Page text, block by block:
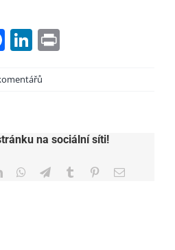
Facebook
LinkedIn
na sociální síti!
LinkedInWhatsApp
TelegramTumblr Pinterest
E-